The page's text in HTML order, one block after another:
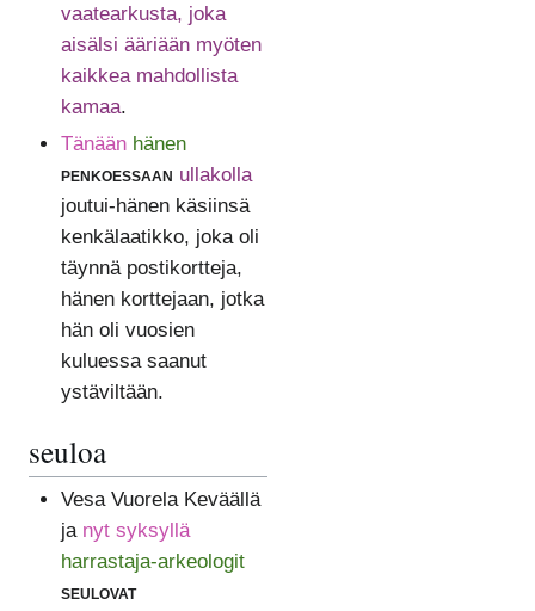
vaatearkusta, joka
aisälsi ääriään myöten
kaikkea mahdollista
kamaa.
Tänään hänen
penkoessaan ullakolla
joutui-hänen käsiinsä
kenkälaatikko, joka oli
täynnä postikortteja,
hänen korttejaan, jotka
hän oli vuosien
kuluessa saanut
ystäviltään.
seuloa
Vesa Vuorela Keväällä
ja nyt syksyllä
harrastaja-arkeologit
seulovat